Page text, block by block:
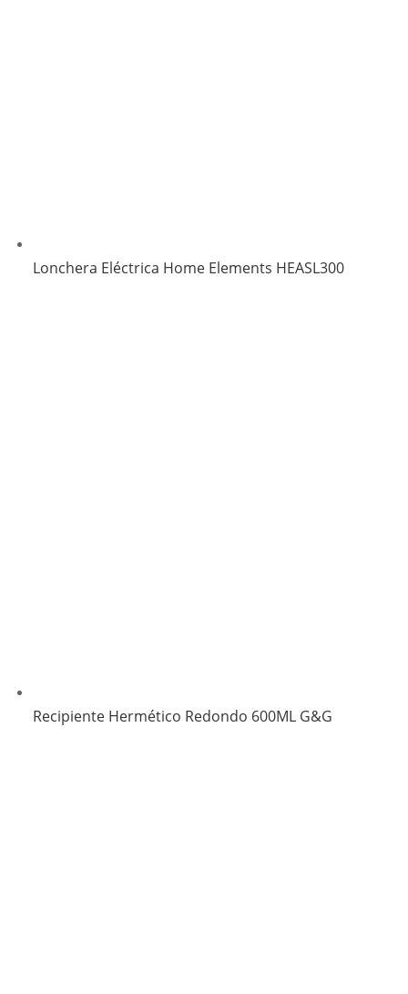
Lonchera Eléctrica Home Elements HEASL300
Recipiente Hermético Redondo 600ML G&G